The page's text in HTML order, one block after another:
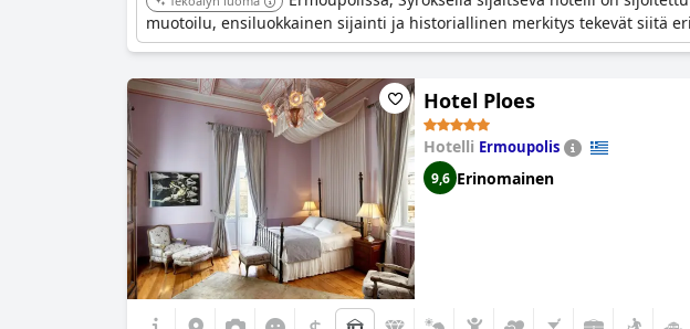
muotoilu, ensiluokkainen sijainti ja historiallinen merkitys tekevät siitä
Hotel Ploes
Hotelli Ermoupolis
9,6 Erinomainen